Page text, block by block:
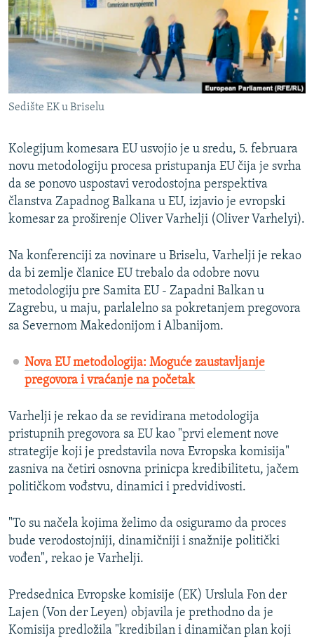
ISPRIČAJ MI
DNEVNO@RSE
SPECIJALI RSE
VIŠE OD NASLOVA
POPLAVE I KLIZIŠTA U BIH 2024.
TV LIBERTY
POST SCRIPTUM
MOJA EVROPA
SVE KARTE DEJTONA
NASTANAK I RASPAD JUGOSLAVIJE
PRATITE NAS
Sve RFE/RL stranice
Sedište EK u Briselu
Kolegijum komesara EU usvojio je u sredu, 5. februara
novu metodologiju procesa pristupanja EU čija je svrha
da se ponovo uspostavi verodostojna perspektiva
članstva Zapadnog Balkana u EU, izjavio je evropski
komesar za proširenje Oliver Varhelji (Oliver Varhelyi).
Na konferenciji za novinare u Briselu, Varhelji je rekao
da bi zemlje članice EU trebalo da odobre novu
metodologiju pre Samita EU - Zapadni Balkan u
Zagrebu, u maju, parlalelno sa pokretanjem pregovora
sa Severnom Makedonijom i Albanijom.
Nova EU metodologija: Moguće zaustavljanje
pregovora i vraćanje na početak
Varhelji je rekao da se revidirana metodologija
pristupnih pregovora sa EU kao "prvi element nove
strategije koji je predstavila nova Evropska komisija"
zasniva na četiri osnovna prinicpa kredibilitetu, jačem
političkom vođstvu, dinamici i predvidivosti.
"To su načela kojima želimo da osiguramo da proces
bude verodostojniji, dinamičniji i snažnije politički
vođen", rekao je Varhelji.
Predsednica Evropske komisije (EK) Urslula Fon der
Lajen (Von der Leyen) objavila je prethodno da je
Komisija predložila "kredibilan i dinamičan plan koji